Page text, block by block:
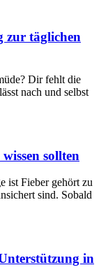
zur täglichen
Dir fehlt die
nach und selbst
sollten
ist Fieber gehört zu
sind. Sobald
in